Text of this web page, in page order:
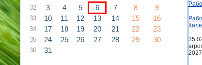
32 3 4 5 6 7 8 9
33 10 11 12 13 14 15 16
34 17 18 19 20 21 22 23
35 24 25 26 27 28 29 30
36 31